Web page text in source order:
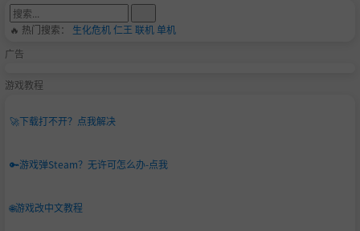
🔥 热门搜索： 生化危机仁王联机单机
广告
游戏教程
🚀下载打不开？点我解决
🔑游戏弹Steam？无许可怎么办-点我
🌐游戏改中文教程